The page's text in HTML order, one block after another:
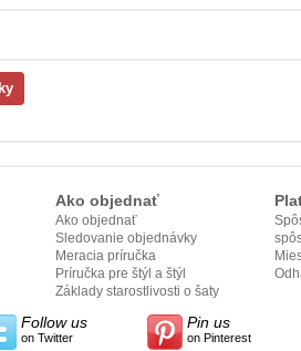
Ako objednať
Ako objednať
Sledovanie objednávky
Meracia príručka
Príručka pre štýl a štýl
Základy starostlivosti o šaty
Follow us
on Twitter
Pin us
on Pinterest